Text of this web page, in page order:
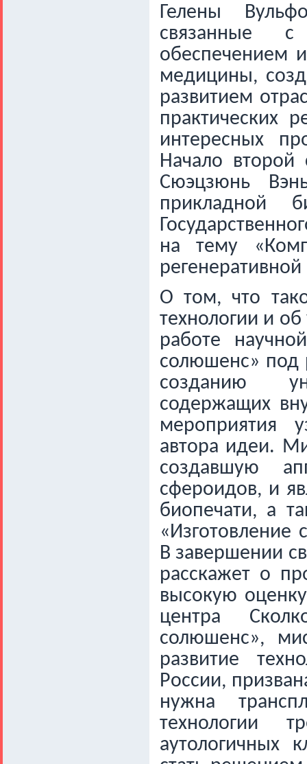
Гелены
связанные с
обеспечением
медицины,
развитием
практических
интересных
Начало второй
Сюэцзюнь
прикладной
на тему
О том, что
технологии и
работе
солюшенс» под
созданию
содержащих
мероприятия
автора идеи.
создавшую
сфероидов, и
биопечати, а
«Изготовление
В завершении
расскажет о
высокую
центра
солюшенс»,
развитие
России,
нужна
технологии
аутологичных